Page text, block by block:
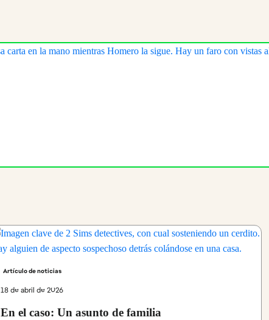
Artículo de noticias
18 de abril de 2026
En el caso: Un asunto de familia